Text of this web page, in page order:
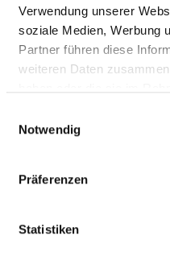
Verwendung unserer
soziale Medien, Werbung
Partner führen diese
weiteren Daten
Notwendig
Präferenzen
Statistiken
Schicht
Monatsbezogener
Personalausfall PFK
Pflegesensitiver Bereich